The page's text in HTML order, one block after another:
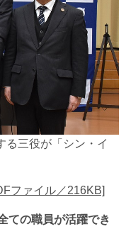
る三役が「シン・イ
ファイル／216KB]
ての職員が活躍でき